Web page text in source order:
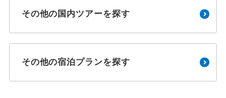
その他の国内ツアーを探す
その他の宿泊プランを探す